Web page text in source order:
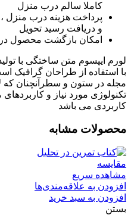
کاملا سالم درب منزل
پرداخت هزینه درب منزل ،
و دریافت رسید تحویل
امکان بازگشت محصول
لورم ایپسوم متن ساختگی با
با استفاده از طراحان گرافیک
مجله در ستون و سطرآنچنان
تکنولوژی مورد نیاز و کاربردهای
کاربردی می باشد
محصولات مشابه
مقایسه
مشاهده سریع
افزودن به علاقه‌مندی‌ها
افزودن به سبد خرید
بستن